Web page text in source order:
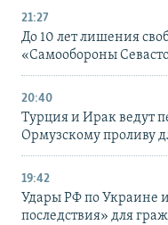
21:27
До 10 лет лишения
«Самообороны
20:40
Турция и Ирак ведут
Ормузскому проливу
19:42
Удары РФ по Украине
последствия» для